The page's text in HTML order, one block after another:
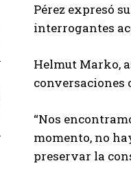
Pérez expresó
interrogantes
Helmut Marko,
conversaciones
“Nos
momento, no
preservar la